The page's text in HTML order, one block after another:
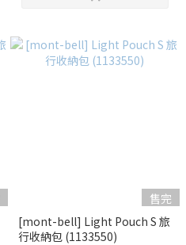
售完
[mont-bell] Light Pouch S 旅
行收納包 (1133550)